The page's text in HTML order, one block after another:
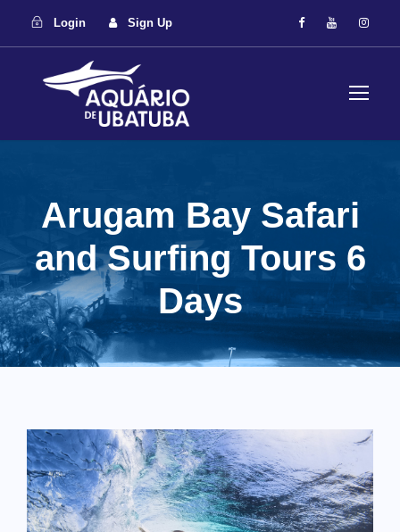
Login Sign Up
Arugam Bay Safari
and Surfing Tours 6
Days